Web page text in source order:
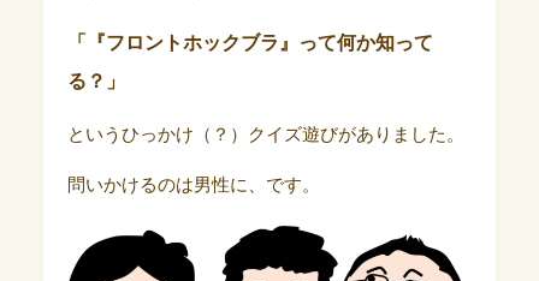
「『フロントホックブラ』って何か知って
る？」
というひっかけ（？）クイズ遊びがありました。
問いかけるのは男性に、です。